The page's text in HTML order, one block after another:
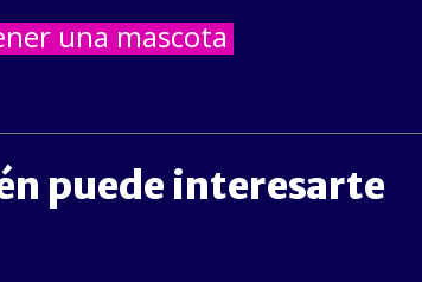
una mascota
puede interesarte